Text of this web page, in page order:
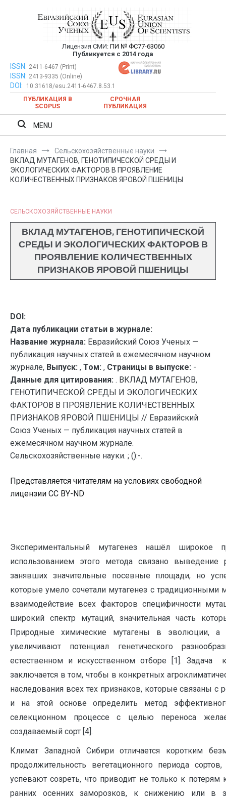
Евразийский Союз Ученых —
публикация научных статей в
ежемесячном научном журнале
Лицензия СМИ: ПИ № ФС77-63060
Публикуется с 2014 года
Евразийский Союз Ученых — публикация научных статей в
ежемесячном научном журнале
ISSN: 2411-6467 (Print)
ISSN: 2413-9335 (Online)
DOI:
10.31618/esu.2411-6467.8.53.1
ПУБЛИКАЦИЯ В
SCOPUS
СРОЧНАЯ
ПУБЛИКАЦИЯ
MENU
Главная
Сельскохозяйственные науки
ВКЛАД МУТАГЕНОВ, ГЕНОТИПИЧЕСКОЙ СРЕДЫ И
ЭКОЛОГИЧЕСКИХ ФАКТОРОВ В ПРОЯВЛЕНИЕ
КОЛИЧЕСТВЕННЫХ ПРИЗНАКОВ ЯРОВОЙ ПШЕНИЦЫ
СЕЛЬСКОХОЗЯЙСТВЕННЫЕ НАУКИ
ВКЛАД МУТАГЕНОВ, ГЕНОТИПИЧЕСКОЙ
СРЕДЫ И ЭКОЛОГИЧЕСКИХ ФАКТОРОВ В
ПРОЯВЛЕНИЕ КОЛИЧЕСТВЕННЫХ
ПРИЗНАКОВ ЯРОВОЙ ПШЕНИЦЫ
DOI:
Дата публикации статьи в журнале:
Название журнала: Евразийский Союз Ученых —
публикация научных статей в ежемесячном научном
журнале, Выпуск: , Том: , Страницы в выпуске: -
Данные для цитирования: . ВКЛАД МУТАГЕНОВ,
ГЕНОТИПИЧЕСКОЙ СРЕДЫ И ЭКОЛОГИЧЕСКИХ
ФАКТОРОВ В ПРОЯВЛЕНИЕ КОЛИЧЕСТВЕННЫХ
ПРИЗНАКОВ ЯРОВОЙ ПШЕНИЦЫ // Евразийский
Союз Ученых — публикация научных статей в
ежемесячном научном журнале.
Сельскохозяйственные науки. ; ():-.
Представляется читателям на условиях свободной
лицензии CC BY-ND
Экспериментальный мутагенез нашёл широкое
использованием этого метода связано выведение
занявших значительные посевные площади, но
которые умело сочетали мутагенез с традиционными
взаимодействие всех факторов специфичности
широкий спектр мутаций, значительная часть
Природные химические мутагены в эволюции, а
увеличивают потенциал генетического
естественном и искусственном отборе [1]. Задача
заключается в том, чтобы в конкретных
наследования всех тех признаков, которые связаны с
и на этой основе определить метод
селекционном процессе с целью переноса
создаваемый сорт [4].
Климат Западной Сибири отличается коротким
продолжительность вегетационного периода
успевают созреть, что приводит не только к
ранних осенних замороз­ков, к снижению или в